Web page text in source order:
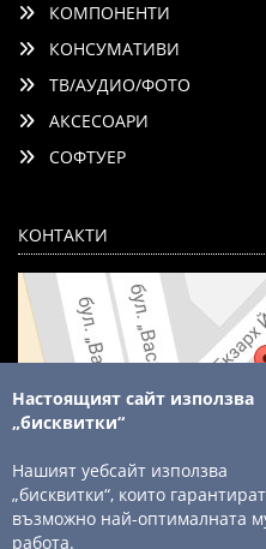
КОМПОНЕНТИ
КОНСУМАТИВИ
ТВ/АУДИО/ФОТО
АКСЕСОАРИ
СОФТУЕР
КОНТАКТИ
© 2003 - 2026 ComSystems
Настоящият сайт използва
„бисквитки“
Нашият уебсайт използва
„бисквитки“, които гарантират
възможно най-оптималната
работа.